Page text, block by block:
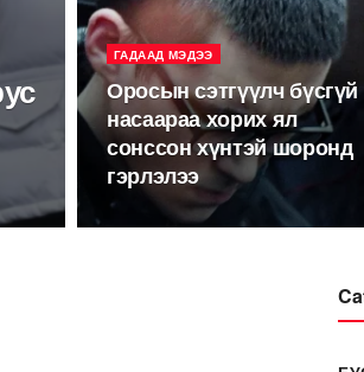
ГАДААД МЭДЭЭ
Оросын сэтгүүлч бүсгүй
насаараа хорих ял
сонссон хүнтэй шоронд
гэрлэлээ